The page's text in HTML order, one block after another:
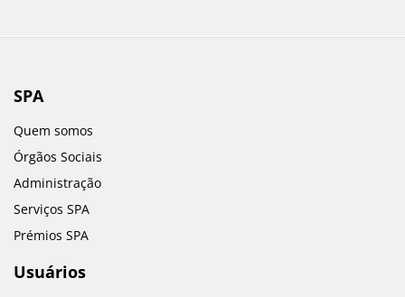
SPA
Quem somos
Órgãos Sociais
Administração
Serviços SPA
Prémios SPA
Usuários